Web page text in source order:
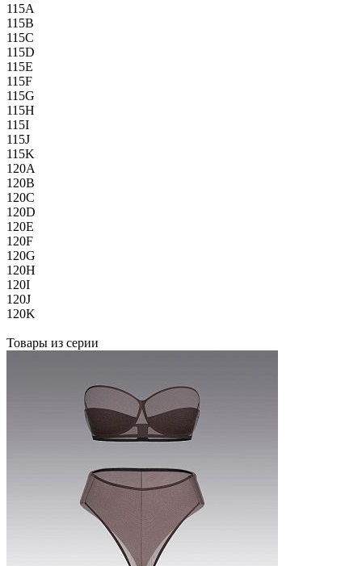
115A
115B
115C
115D
115E
115F
115G
115H
115I
115J
115K
120A
120B
120C
120D
120E
120F
120G
120H
120I
120J
120K
Товары из серии